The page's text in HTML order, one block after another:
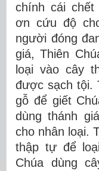
chính cái chết
ơn cứu độ
người đóng
giá, Thiên
loại vào cây
được sạch tội.
gỗ để giết
dùng thánh
cho nhân loại.
thập tự để
Chúa dùng